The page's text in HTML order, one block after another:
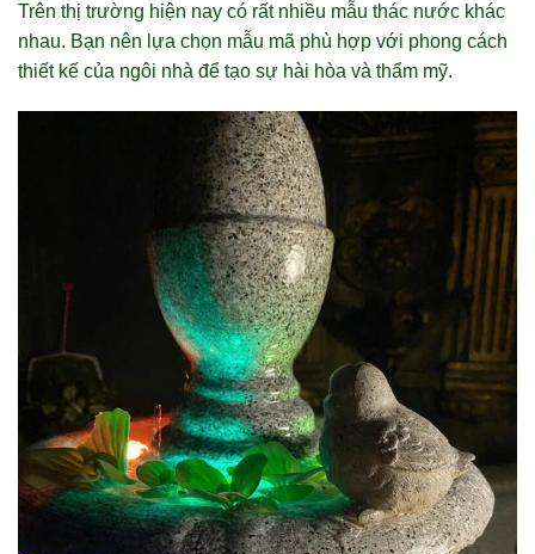
Trên thị trường hiện nay có rất nhiều mẫu thác nước khác
nhau. Bạn nên lựa chọn mẫu mã phù hợp với phong cách
thiết kế của ngôi nhà để tạo sự hài hòa và thẩm mỹ.